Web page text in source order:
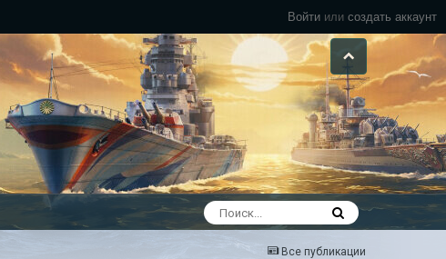
Войти или создать аккаунт
Все публикации